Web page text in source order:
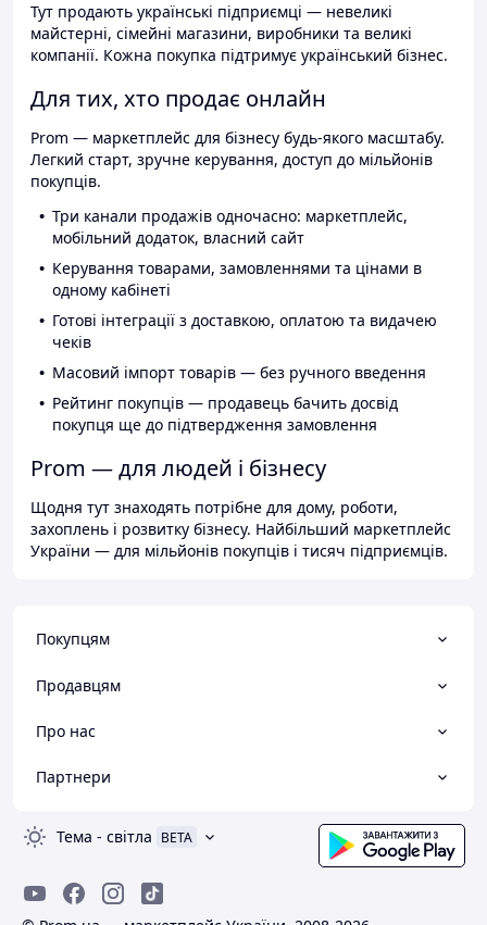
Тут продають українські підприємці — невеликі
майстерні, сімейні магазини, виробники та великі
компанії. Кожна покупка підтримує український бізнес.
Для тих, хто продає онлайн
Prom — маркетплейс для бізнесу будь-якого масштабу.
Легкий старт, зручне керування, доступ до мільйонів
покупців.
Три канали продажів одночасно: маркетплейс,
мобільний додаток, власний сайт
Керування товарами, замовленнями та цінами в
одному кабінеті
Готові інтеграції з доставкою, оплатою та видачею
чеків
Масовий імпорт товарів — без ручного введення
Рейтинг покупців — продавець бачить досвід
покупця ще до підтвердження замовлення
Prom — для людей і бізнесу
Щодня тут знаходять потрібне для дому, роботи,
захоплень і розвитку бізнесу. Найбільший маркетплейс
України — для мільйонів покупців і тисяч підприємців.
Покупцям
Продавцям
Про нас
Партнери
Тема - світла BETA